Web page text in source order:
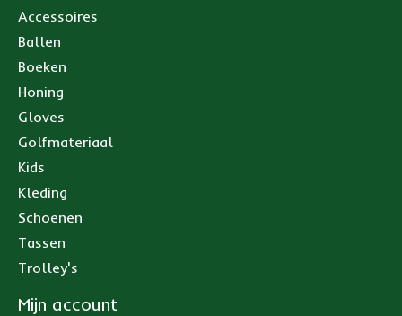
Accessoires
Ballen
Boeken
Honing
Gloves
Golfmateriaal
Kids
Kleding
Schoenen
Tassen
Trolley's
Mijn account